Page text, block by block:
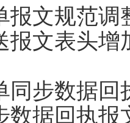
单报文规
文表头增
同步数
数据回执报